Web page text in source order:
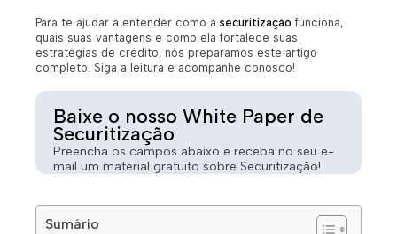
Para te ajudar a entender como a securitização funciona,
quais suas vantagens e como ela fortalece suas
estratégias de crédito, nós preparamos este artigo
completo. Siga a leitura e acompanhe conosco!
Baixe o nosso White Paper de
Securitização
Preencha os campos abaixo e receba no seu e-
mail um material gratuito sobre Securitização!
Sumário